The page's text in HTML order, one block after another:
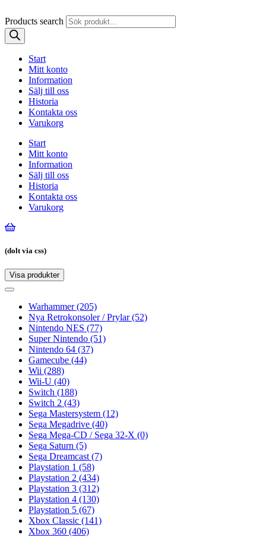
Products search
Start
Mitt konto
Information
Sälj till oss
Historia
Kontakta oss
Varukorg
Start
Mitt konto
Information
Sälj till oss
Historia
Kontakta oss
Varukorg
(dolt via css)
Visa produkter
Toggle
Toggle
navigationWarhammer(205)
Nya Retrokonsoler / Prylar(52)
Nintendo NES (77)
Super Nintendo (51)
Nintendo 64 (37)
Gamecube (44)
Wii (288)
Wii-U (40)
Switch (188)
Switch 2 (43)
Sega Mastersystem (12)
Sega Megadrive (40)
Sega Mega-CD / Sega 32-X (0)
Sega Saturn (5)
Sega Dreamcast (7)
Playstation 1 (58)
Playstation 2 (434)
Playstation 3 (312)
Playstation 4 (130)
Playstation 5 (67)
Xbox Classic (141)
Xbox 360 (406)